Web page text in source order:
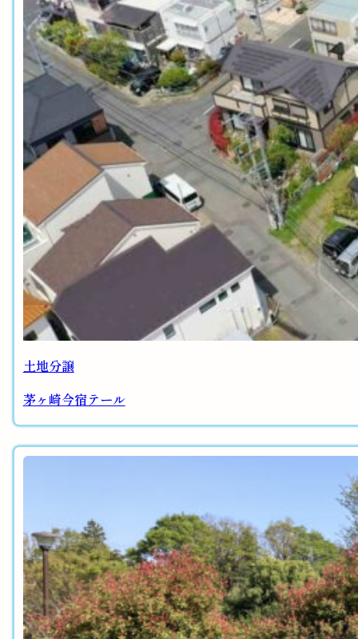
土地分譲
茅ヶ崎今宿テール